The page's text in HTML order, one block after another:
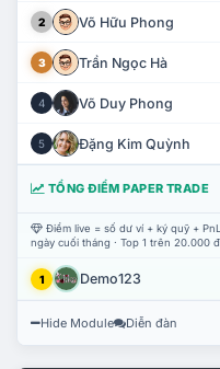
2 Võ Hữu Phong
3 Trần Ngọc Hà
4 Võ Duy Phong
5 Đặng Kim Quỳnh
TỔNG ĐIỂM PAPER TRADE
Điểm live = số dư ví + ký quỹ +
ngày cuối tháng · Top 1 trên 20.000
1 Demo123
Hide Module Diễn đàn